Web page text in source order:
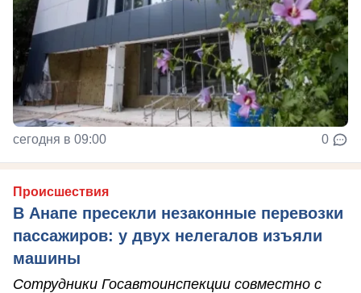
сегодня в 09:00 0
Происшествия
В Анапе пресекли незаконные перевозки
пассажиров: у двух нелегалов изъяли
машины
Сотрудники Госавтоинспекции совместно с